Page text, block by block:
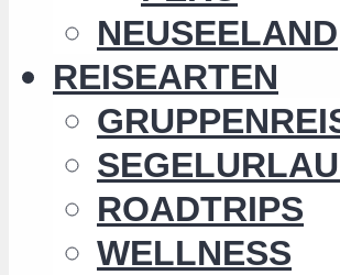
NEUSEELAND
REISEARTEN
ROADTRIPS
WELLNESS